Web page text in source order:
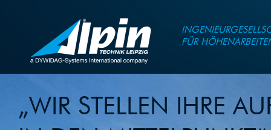
FÜR
„WIR STELLEN IHRE